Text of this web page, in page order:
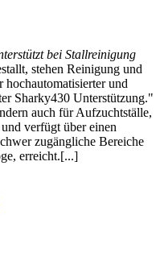
bei Stallreinigung
stehen Reinigung und
und
Sharky430 Unterstützung."
auch für Aufzuchtställe,
verfügt über einen
zugängliche Bereiche
erreicht.[...]